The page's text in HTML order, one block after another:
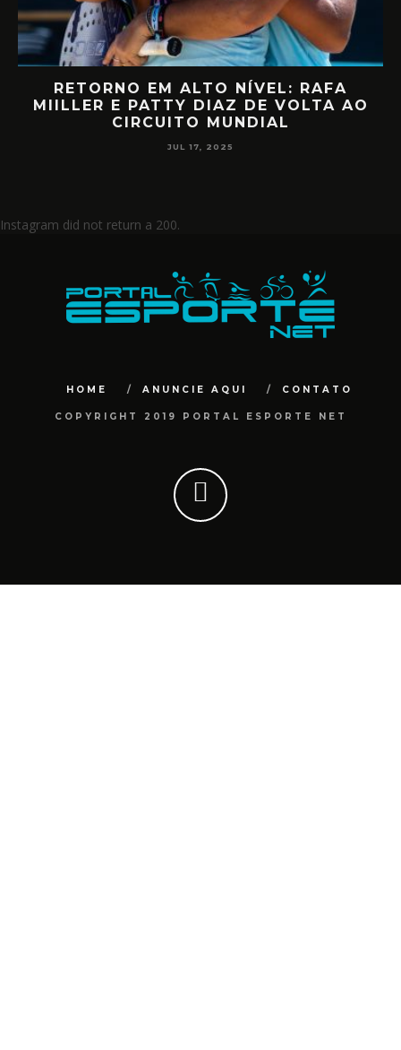
RETORNO EM ALTO NÍVEL: RAFA
MIILLER E PATTY DIAZ DE VOLTA AO
CIRCUITO MUNDIAL
JUL 17, 2025
Instagram did not return a 200.
HOME ANUNCIE AQUI CONTATO
COPYRIGHT 2019 PORTAL ESPORTE NET